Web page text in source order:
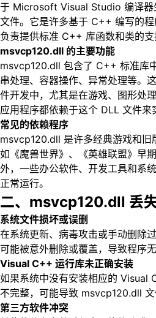
于 Microsoft Visual Studio 编译器
文件。它是许多基于 C++ 编写的程
负责提供标准 C++ 库函数和类的支
msvcp120.dll 的主要功能
msvcp120.dll 包含了 C++ 标准库
串处理、容器操作、异常处理等。
件开发中，尤其是在游戏、图形处
应用程序都依赖于这个 DLL 文件来
常见的依赖程序
msvcp120.dll 是许多经典游戏和旧
如《魔兽世界》、《英雄联盟》早
外，一些办公软件、开发工具和系
正常运行。
二、msvcp120.dll 丢
系统文件损坏或误删
在系统更新、病毒攻击或手动删除
可能被意外删除或覆盖，导致程序
Visual C++ 运行库未正确安装
如果系统中没有安装相应的 Visual
不完整，可能导致 msvcp120.dll 文
第三方软件冲突